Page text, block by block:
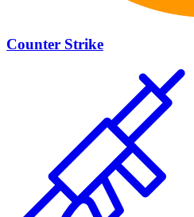
Counter Strike